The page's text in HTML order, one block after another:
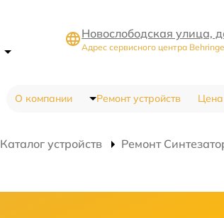
Новослободская улица,
Адрес сервисного центра
О компании Ремонт устройств
Каталог устройств Ремонт